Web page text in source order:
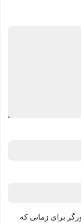
برای زمانی که